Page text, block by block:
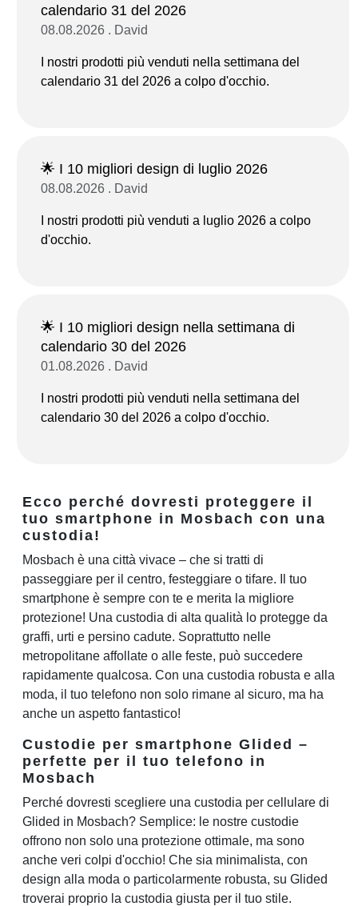
calendario 31 del 2026
08.08.2026 . David
I nostri prodotti più venduti nella settimana del
calendario 31 del 2026 a colpo d'occhio.
🌟 I 10 migliori design di luglio 2026
08.08.2026 . David
I nostri prodotti più venduti a luglio 2026 a colpo
d'occhio.
🌟 I 10 migliori design nella settimana di
calendario 30 del 2026
01.08.2026 . David
I nostri prodotti più venduti nella settimana del
calendario 30 del 2026 a colpo d'occhio.
Ecco perché dovresti proteggere il
tuo smartphone in Mosbach con una
custodia!
Mosbach è una città vivace – che si tratti di
passeggiare per il centro, festeggiare o tifare. Il tuo
smartphone è sempre con te e merita la migliore
protezione! Una custodia di alta qualità lo protegge da
graffi, urti e persino cadute. Soprattutto nelle
metropolitane affollate o alle feste, può succedere
rapidamente qualcosa. Con una custodia robusta e alla
moda, il tuo telefono non solo rimane al sicuro, ma ha
anche un aspetto fantastico!
Custodie per smartphone Glided –
perfette per il tuo telefono in
Mosbach
Perché dovresti scegliere una custodia per cellulare di
Glided in Mosbach? Semplice: le nostre custodie
offrono non solo una protezione ottimale, ma sono
anche veri colpi d'occhio! Che sia minimalista, con
design alla moda o particolarmente robusta, su Glided
troverai proprio la custodia giusta per il tuo stile.